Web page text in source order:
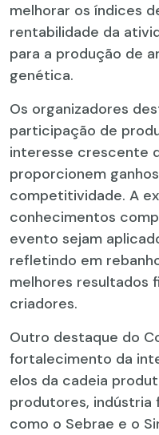
melhorar os índices
rentabilidade da
para a produção de
genética.
Os organizadores
participação de
interesse crescente
proporcionem
competitividade. A
conhecimentos
evento sejam
refletindo em
melhores resultados
criadores.
Outro destaque do
fortalecimento da
elos da cadeia
produtores,
como o Sebrae e o